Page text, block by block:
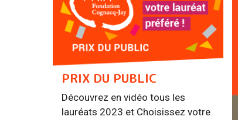
PRIX DU PUBLIC
Découvrez en vidéo tous les
lauréats 2023 et Choisissez votre